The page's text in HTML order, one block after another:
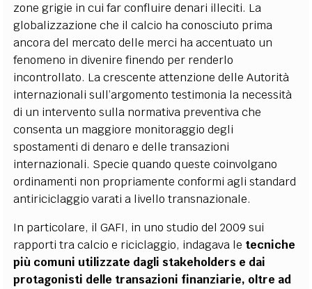
zone grigie in cui far confluire denari illeciti. La
globalizzazione che il calcio ha conosciuto prima
ancora del mercato delle merci ha accentuato un
fenomeno in divenire finendo per renderlo
incontrollato. La crescente attenzione delle Autorità
internazionali sull’argomento testimonia la necessità
di un intervento sulla normativa preventiva che
consenta un maggiore monitoraggio degli
spostamenti di denaro e delle transazioni
internazionali. Specie quando queste coinvolgano
ordinamenti non propriamente conformi agli standard
antiriciclaggio varati a livello transnazionale.
In particolare, il GAFI, in uno studio del 2009 sui
rapporti tra calcio e riciclaggio, indagava le tecniche
più comuni utilizzate dagli stakeholders e dai
protagonisti delle transazioni finanziarie, oltre ad